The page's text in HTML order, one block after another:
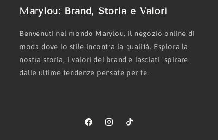
Marylou: Brand, Storia e Valori
Benvenuti nel mondo Marylou, il negozio online di
moda dove lo stile incontra la qualità. Esplora la
nostra storia, i valori del brand e lasciati ispirare
dalle ultime tendenze pensate per te.
FacebookInstagramTikTok